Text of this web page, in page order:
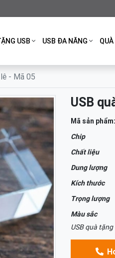
USB USB ĐA NĂNG
- Mã 05
USB
Mã sản phẩm:
Chip
Chất liệu
Dung lượng
Kích thước
Trọng lượng
Màu sắc
USB quà tặng